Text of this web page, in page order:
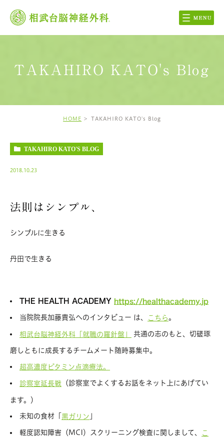
TAKAHIRO KATO's Blog
HOME TAKAHIRO KATO's Blog
TAKAHIRO KATO'S BLOG
2018.10.23
法則はシンプル、
シンプルに生きる
丹田で生きる
THE HEALTH ACADEMY https://healthacademy.jp
当院院長加藤貴弘へのインタビュー は、 こちら 。
相武台脳神経外科「就職の羅針盤」 共通の志のもと、切磋琢
磨しともに成長するチームメート随時募集中。
超高濃度ビタミン点滴療法。
診察室延長戦 （診察室でよくするお話をネット上にあげてい
ます。）
未知の食材「 黒ガリン 」
軽度認知障害（MCI）スクリーニング検査に関しまして、 こ